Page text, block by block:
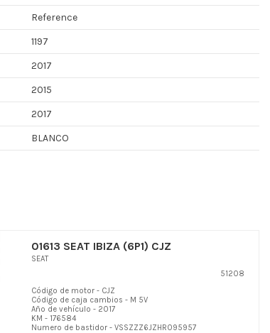
Reference
1197
2017
2015
2017
BLANCO
01613 SEAT IBIZA (6P1) CJZ
SEAT
51208
Código de motor - CJZ
Código de caja cambios - M 5V
Año de vehículo - 2017
KM - 176584
Numero de bastidor - VSSZZZ6JZHR095957